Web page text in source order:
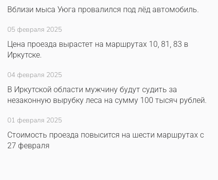
Вблизи мыса Уюга провалился под лёд автомобиль.
05 февраля 2025
Цена проезда вырастет на маршрутах 10, 81, 83 в
Иркутске.
04 февраля 2025
В Иркутской области мужчину будут судить за
незаконную вырубку леса на сумму 100 тысяч рублей.
01 февраля 2025
Стоимость проезда повысится на шести маршрутах с
27 февраля